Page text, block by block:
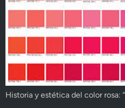
Historia y estética del color rosa: